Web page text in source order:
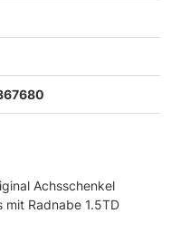
Achsschenkel
mit Radnabe 1.5TD